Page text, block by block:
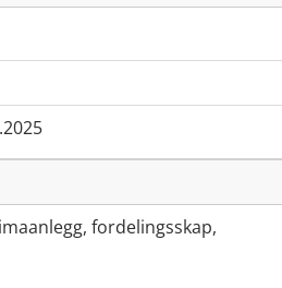
fordelingsskap,